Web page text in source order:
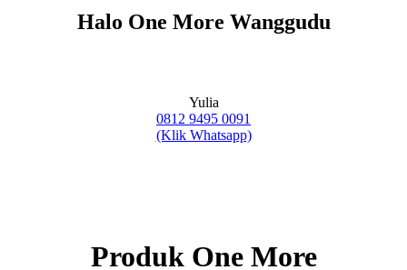
Halo One More Wanggudu
Yulia
0812 9495 0091
(Klik Whatsapp)
Produk One More